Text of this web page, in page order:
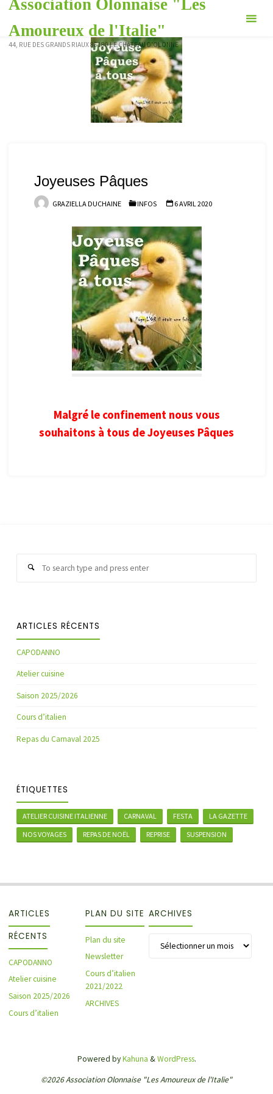
Skip
content
Association Olonnaise "Les
Amoureux de l'Italie"
44, RUE DES GRANDS RIAUX 85180 LE CHÂTEAU D'OLONNE
Joyeuses Pâques
GRAZIELLA DUCHAINE INFOS 6 AVRIL 2020
Malgré le confinement nous vous
souhaitons à tous de Joyeuses Pâques
Search
ARTICLES RÉCENTS
CAPODANNO
Atelier cuisine
Saison 2025/2026
Cours d’italien
Repas du Carnaval 2025
ÉTIQUETTES
ATELIER CUISINE ITALIENNE CARNAVAL FESTA
LA GAZETTE
NOS VOYAGES
REPAS DE NOËL REPRISE SUSPENSION
ARTICLES
RÉCENTS
CAPODANNO
Atelier cuisine
Saison 2025/2026
Cours d’italien
PLAN DU SITE
Plan du site
Newsletter
Cours d’italien
2021/2022
ARCHIVES
ARCHIVES
Powered byKahuna &WordPress.
©2026 Association Olonnaise "Les Amoureux de l'Italie"